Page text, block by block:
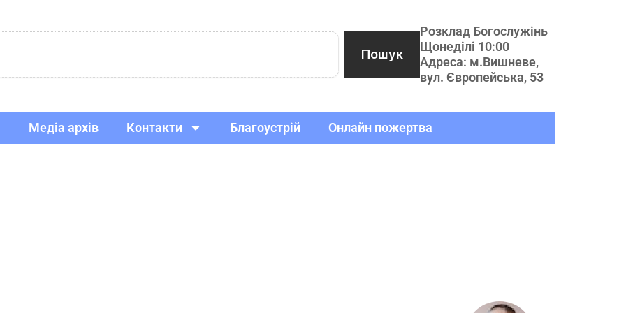
Пошук
Розклад Богослужінь
Щонеділі 10:00
Адреса: м.Вишневе,
вул. Європейська, 53
Медіа архів Контакти Благоустрій Онлайн пожертва